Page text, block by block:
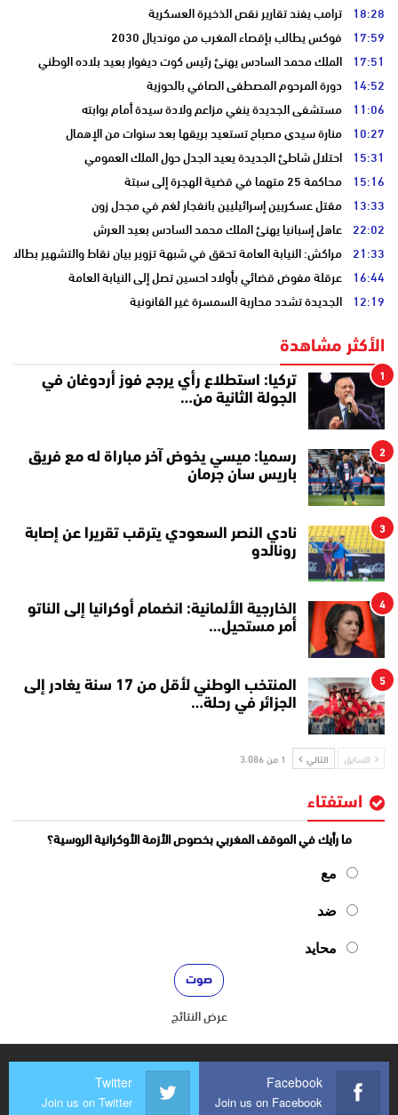
18:28 ترامب يفند تقارير نقص الذخيرة العسكرية
17:59 فوكس يطالب بإقصاء المغرب من مونديال 2030
17:51 الملك محمد السادس يهنئ رئيس كوت ديفوار بعيد بلاده الوطني
14:52 دورة المرحوم المصطفى الصافي بالحوزية
11:06 مستشفى الجديدة ينفي مزاعم ولادة سيدة أمام بوابته
10:27 منارة سيدي مصباح تستعيد بريقها بعد سنوات من الإهمال
15:31 احتلال شاطئ الجديدة يعيد الجدل حول الملك العمومي
15:16 محاكمة 25 متهما في قضية الهجرة إلى سبتة
13:33 مقتل عسكريين إسرائيليين بانفجار لغم في مجدل زون
22:02 عاهل إسبانيا يهنئ الملك محمد السادس بعيد العرش
21:33 مراكش: النيابة العامة تحقق في شبهة تزوير بيان نقاط والتشهير بطالب
16:44 عرقلة مفوض قضائي بأولاد احسين تصل إلى النيابة العامة
12:19 الجديدة تشدد محاربة السمسرة غير القانونية
الأكثر مشاهدة
1
تركيا: استطلاع رأي يرجح فوز أردوغان في
الجولة الثانية من…
2
رسميا: ميسي يخوض آخر مباراة له مع فريق
باريس سان جرمان
3
نادي النصر السعودي يترقب تقريرا عن إصابة
رونالدو
4
الخارجية الألمانية: انضمام أوكرانيا إلى الناتو
أمر مستحيل…
5
المنتخب الوطني لأقل من 17 سنة يغادر إلى
الجزائر في رحلة…
السابق التالي 1 من 3٬086
استفتاء
ما رأيك في الموقف المغربي بخصوص الأزمة الأوكرانية الروسية؟
مع
ضد
محايد
عرض النتائج
Facebook
Join us on Facebook
Twitter
Join us on Twitter